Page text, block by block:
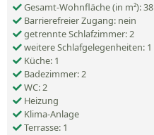
Gesamt-Wohnfläche (in m²): 38
Barrierefreier Zugang: nein
getrennte Schlafzimmer: 2
weitere Schlafgelegenheiten: 1
Küche: 1
Badezimmer: 2
WC: 2
Heizung
Klima-Anlage
Terrasse: 1